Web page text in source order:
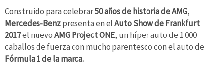
Construido para celebrar50 años de historia de AMG,
Mercedes-Benzpresenta en elAuto Show de Frankfurt
2017el nuevoAMG Project ONE, un híper auto de 1.000
caballos de fuerza con mucho parentesco con el auto de
Fórmula 1 de la marca.